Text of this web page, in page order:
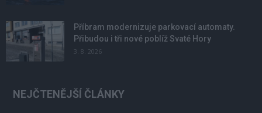
Příbram modernizuje parkovací automaty.
Přibudou i tři nové poblíž Svaté Hory
3. 8. 2026
NEJČTENĚJŠÍ ČLÁNKY